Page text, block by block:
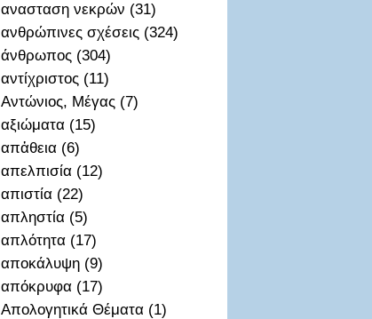
ανασταση νεκρών (31)
ανθρώπινες σχέσεις (324)
άνθρωπος (304)
αντίχριστος (11)
Αντώνιος, Μέγας (7)
αξιώματα (15)
απἀθεια (6)
απελπισία (12)
απιστία (22)
απληστία (5)
απλότητα (17)
αποκάλυψη (9)
απόκρυφα (17)
Απολογητικά Θέματα (1)